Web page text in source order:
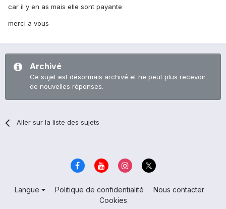
car il y en as mais elle sont payante
merci a vous
Archivé
Ce sujet est désormais archivé et ne peut plus recevoir
de nouvelles réponses.
Aller sur la liste des sujets
Langue Politique de confidentialité
Nous contacter
Cookies